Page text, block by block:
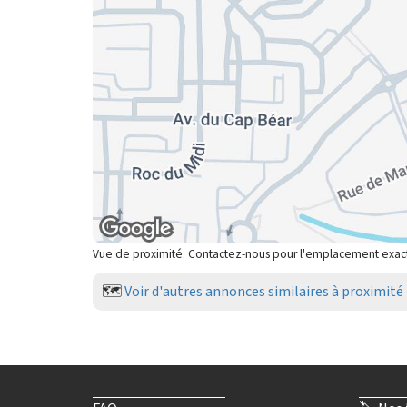
Vue de proximité. Contactez-nous pour l'emplacement
🗺️Voir d'autres annonces similaires à proximité